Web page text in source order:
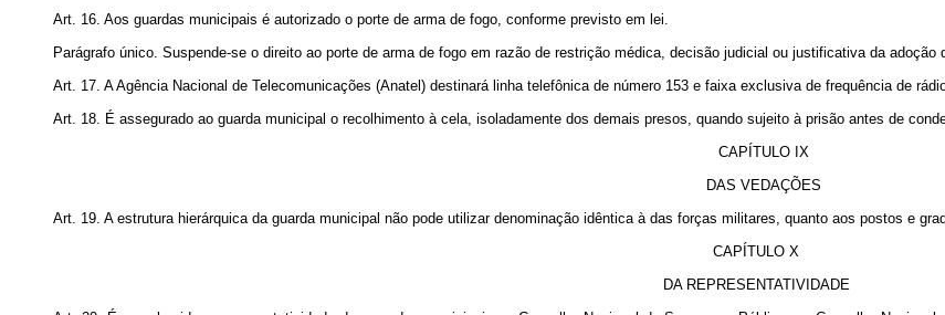
Art. 16. Aos guardas municipais é autorizado o porte de arma de fogo, conforme previsto em lei.
Parágrafo único. Suspende-se o direito ao porte de arma de fogo em razão de restrição médica, decisão judicial ou justificativa da adoção
Art. 17. A Agência Nacional de Telecomunicações (Anatel) destinará linha telefônica de número 153 e faixa exclusiva de frequência de
Art. 18. É assegurado ao guarda municipal o recolhimento à cela, isoladamente dos demais presos, quando sujeito à prisão antes de
CAPÍTULO IX
DAS VEDAÇÕES
Art. 19. A estrutura hierárquica da guarda municipal não pode utilizar denominação idêntica à das forças militares, quanto aos postos e
CAPÍTULO X
DA REPRESENTATIVIDADE